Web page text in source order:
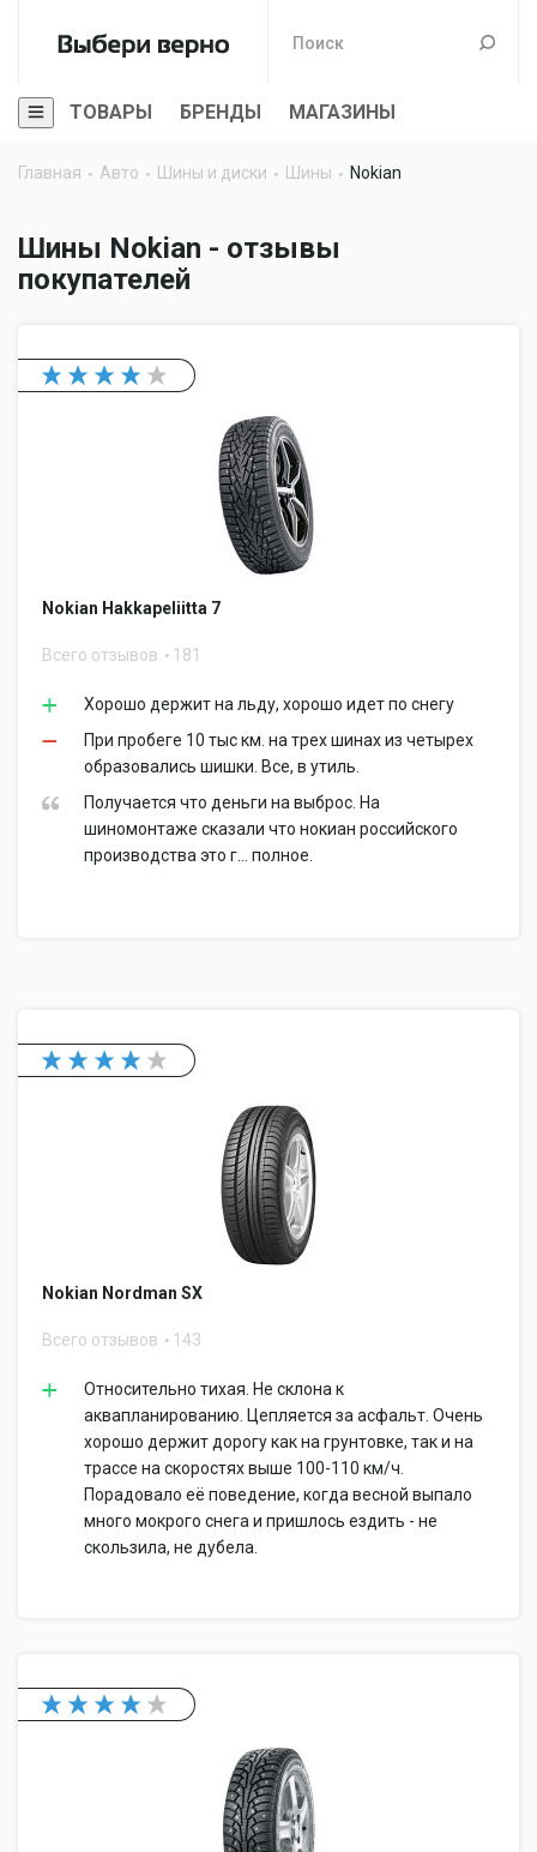
ТОВАРЫ БРЕНДЫ МАГАЗИНЫ
Главная Авто Шины и диски Шины Nokian
Шины Nokian - отзывы
покупателей
Nokian Hakkapeliitta 7
Всего отзывов 181
Хорошо держит на льду, хорошо идет по снегу
При пробеге 10 тыс км. на трех шинах из четырех
образовались шишки. Все, в утиль.
Получается что деньги на выброс. На
шиномонтаже сказали что нокиан российского
производства это г... полное.
Nokian Nordman SX
Всего отзывов 143
Относительно тихая. Не склона к
аквапланированию. Цепляется за асфальт. Очень
хорошо держит дорогу как на грунтовке, так и на
трассе на скоростях выше 100-110 км/ч.
Порадовало её поведение, когда весной выпало
много мокрого снега и пришлось ездить - не
скользила, не дубела.